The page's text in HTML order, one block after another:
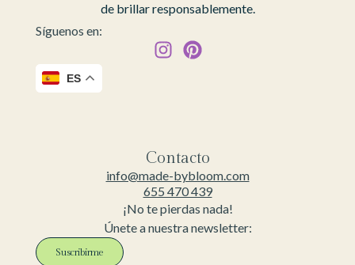
de brillar responsablemente.
Síguenos en:
ES
Contacto
info@made-bybloom.com
655 470 439
¡No te pierdas nada!
Únete a nuestra newsletter:
Suscribirme